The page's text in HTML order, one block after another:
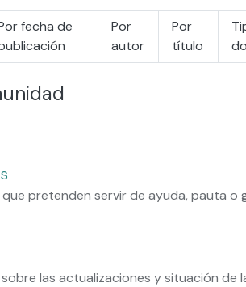
fecha de
Por
autor
Por
título
pretenden servir de ayuda, pauta o
las actualizaciones y situación de